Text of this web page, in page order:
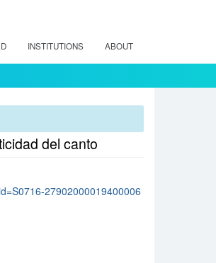
INSTITUTIONS ABOUT
del canto
27902000019400006